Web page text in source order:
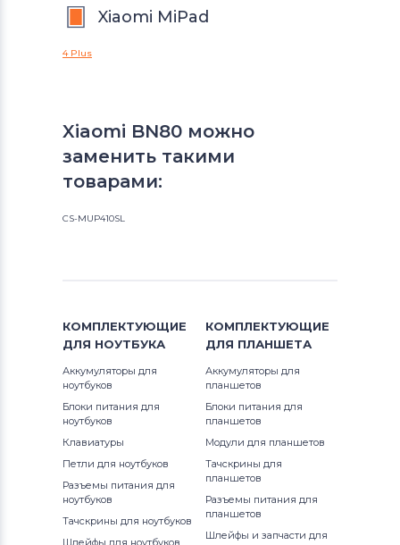
Xiaomi MiPad
4 Plus
Xiaomi BN80 можно
заменить такими
товарами:
CS-MUP410SL
КОМПЛЕКТУЮЩИЕ
ДЛЯ НОУТБУКА
Аккумуляторы для
ноутбуков
Блоки питания для
ноутбуков
Клавиатуры
Петли для ноутбуков
Разъемы питания для
ноутбуков
Тачскрины для ноутбуков
Шлейфы для ноутбуков
КОМПЛЕКТУЮЩИЕ
ДЛЯ ПЛАНШЕТА
Аккумуляторы для
планшетов
Блоки питания для
планшетов
Модули для планшетов
Тачскрины для
планшетов
Разъемы питания для
планшетов
Шлейфы и запчасти для